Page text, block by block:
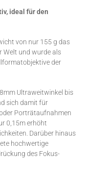
ideal für den
von nur 155 g das
Welt und wurde als
der
Ultraweitwinkel bis
sich damit für
Porträtaufnahmen
0,15m erhöht
Darüber hinaus
hochwertige
des Fokus-